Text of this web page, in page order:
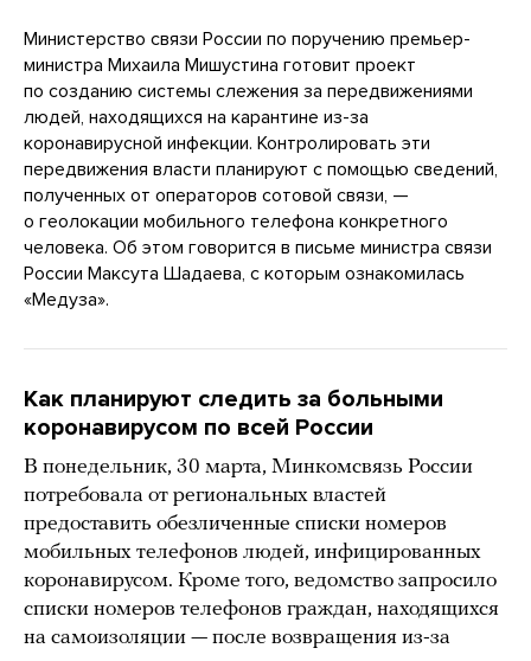
Министерство связи России по поручению премьер-
министра Михаила Мишустина готовит проект
по созданию системы слежения за передвижениями
людей, находящихся на карантине из-за
коронавирусной инфекции. Контролировать эти
передвижения власти планируют с помощью сведений,
полученных от операторов сотовой связи, —
о геолокации мобильного телефона конкретного
человека. Об этом говорится в письме министра связи
России Максута Шадаева, с которым ознакомилась
«Медуза».
Как планируют следить за больными
коронавирусом по всей России
В понедельник, 30 марта, Минкомсвязь России
потребовала от региональных властей
предоставить обезличенные списки номеров
мобильных телефонов людей, инфицированных
коронавирусом. Кроме того, ведомство запросило
списки номеров телефонов граждан, находящихся
на самоизоляции — после возвращения из-за